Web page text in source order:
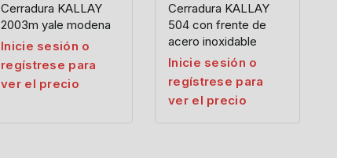
Cerradura KALLAY
2003m yale modena
Inicie sesión o
regístrese para
ver el precio
Cerradura KALLAY
504 con frente de
acero inoxidable
Inicie sesión o
regístrese para
ver el precio